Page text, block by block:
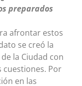
preparados
afrontar estos
se creó la
la Ciudad con
cuestiones. Por
en las